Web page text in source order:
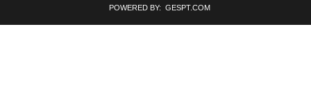
POWERED BY: GESPT.COM